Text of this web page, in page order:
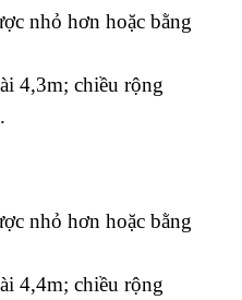
nhỏ hơn hoặc bằng
4,3m; chiều rộng
nhỏ hơn hoặc bằng
4,4m; chiều rộng